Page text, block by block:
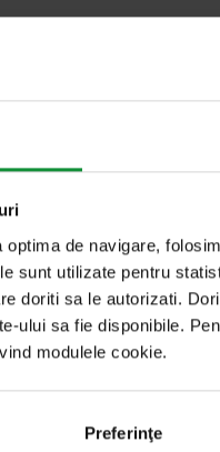
optima de navigare,
sunt utilizate pentru
doriti sa le autorizati.
ului sa fie disponibile.
modulele cookie.
Preferinţe